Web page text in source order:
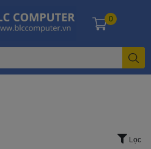
0
Lọc